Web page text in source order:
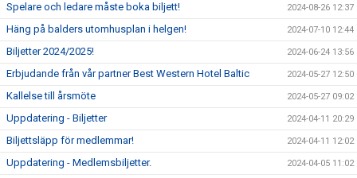
Spelare och ledare måste boka biljett! 2024-08-26 12:37
Häng på balders utomhusplan i helgen! 2024-07-10 12:44
Biljetter 2024/2025! 2024-06-24 13:56
Erbjudande från vår partner Best Western Hotel Baltic 2024-05-27 12:50
Kallelse till årsmöte 2024-05-27 09:02
Uppdatering - Biljetter 2024-04-11 20:29
Biljettsläpp för medlemmar! 2024-04-11 12:02
Uppdatering - Medlemsbiljetter. 2024-04-05 11:02